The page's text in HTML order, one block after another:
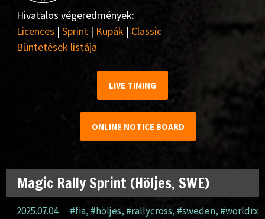
Hivatalos végeredmények:
Licences | Sprint | Kupák | Classic
Büntetések listája
LIVE TIMING
ONLINE NOTICE BOARD
Magic Rally Sprint (Höljes, SWE)
2025.07.04. #fia, #höljes, #rallycross, #sweden, #worldrx